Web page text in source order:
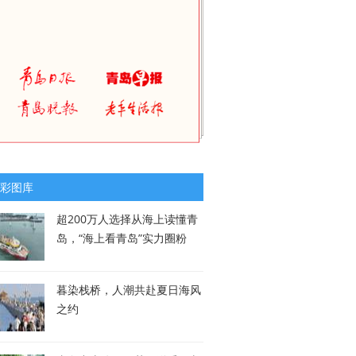
图库
超200万人选择从海上读懂青
岛，“海上看青岛”实力圈粉
暮染栈桥，人潮共赴夏日海风
之约